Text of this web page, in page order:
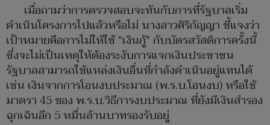
เมื่อถามว่าการตรวจสอบจะทันกับการที่รัฐบาลเริ่ม
ดำเนินโครงการไปแล้วหรือไม่ นางสาวศิริกัญญา ชี้แจงว่า
เป้าหมายคือการไม่ให้ใช้ "เงินกู้" กับบัตรสวัสดิการครั้งนี้
ซึ่งจะไม่เป็นเหตุให้ต้องระงับการแจกเงินประชาชน
รัฐบาลสามารถใช้แหล่งเงินอื่นที่กำลังดำเนินอยู่แทนได้
เช่น เงินจากการโอนงบประมาณ (พ.ร.บ.โอนงบ) หรือใช้
มาตรา 45 ของ พ.ร.บ.วิธีการงบประมาณ ที่ยังมีเงินสำรอง
ฉุกเฉินอีก 5 หมื่นล้านบาทรองรับอยู่